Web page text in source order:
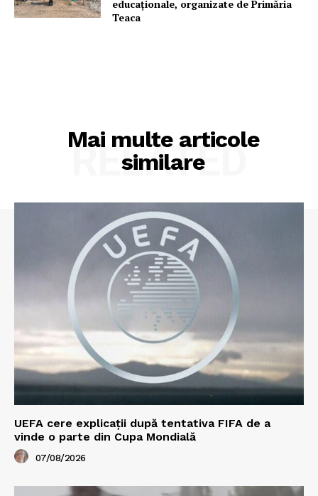
educaționale, organizate de Primăria
Teaca
Mai multe articole
similare
RELATED
UEFA cere explicații după tentativa FIFA de a
vinde o parte din Cupa Mondială
07/08/2026